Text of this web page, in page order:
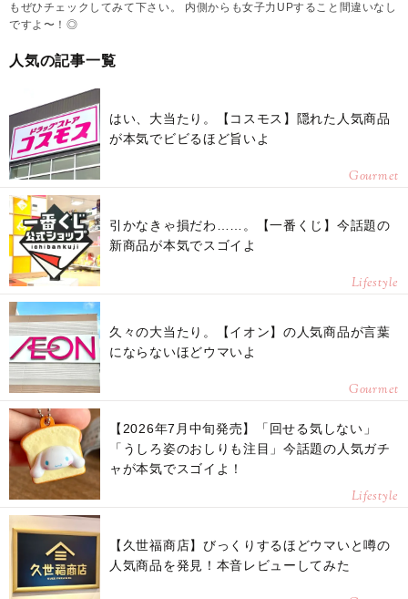
もぜひチェックしてみて下さい。 内側からも女子力UPすること間違いなし
ですよ〜！◎
人気の記事一覧
はい、大当たり。【コスモス】隠れた人気商品
が本気でビビるほど旨いよ
Gourmet
引かなきゃ損だわ……。【一番くじ】今話題の
新商品が本気でスゴイよ
Lifestyle
久々の大当たり。【イオン】の人気商品が言葉
にならないほどウマいよ
Gourmet
【2026年7月中旬発売】「回せる気しない」
「うしろ姿のおしりも注目」今話題の人気ガチ
ャが本気でスゴイよ！
Lifestyle
【久世福商店】びっくりするほどウマいと噂の
人気商品を発見！本音レビューしてみた